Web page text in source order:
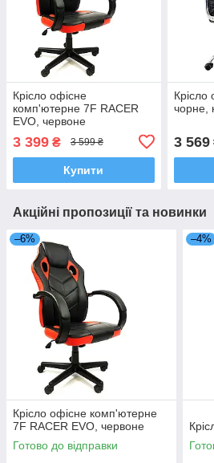
Крісло офісне
комп'ютерне 7F RACER
EVO, червоне
3 399 ₴ 3 599 ₴
Купити
Крісло
чорне,
3 569
Акційні пропозиції та новинки
–6%
Крісло офісне комп'ютерне
7F RACER EVO, червоне
Готово до відправки
–4%